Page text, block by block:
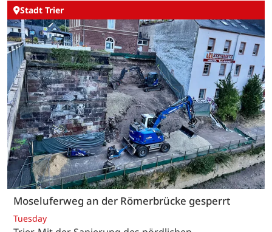
Stadt Trier
Moseluferweg an der Römerbrücke gesperrt
Tuesday